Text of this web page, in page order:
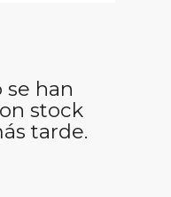
se han
stock
tarde.